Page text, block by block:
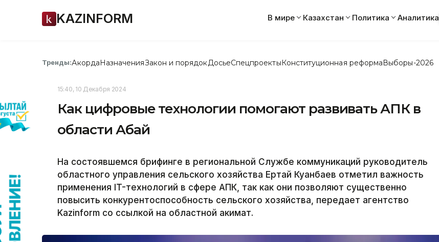
KAZINFORM В мире Казахстан Политика Аналитика
Тренды:АкордаНазначенияЗакон и порядок ДосьеСпецпроектыКонституционная реформаВыборы-2026
15:40, 10 Декабря 2024
Как цифровые технологии помогают развивать АПК в
области Абай
На состоявшемся брифинге в региональной Службе коммуникаций руководитель
областного управления сельского хозяйства Ертай Куанбаев отметил важность
применения IT-технологий в сфере АПК, так как они позволяют существенно
повысить конкурентоспособность сельского хозяйства, передает агентство
Kazinform со ссылкой на областной акимат.